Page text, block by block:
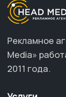
Рекламное
Media»
2011 года.